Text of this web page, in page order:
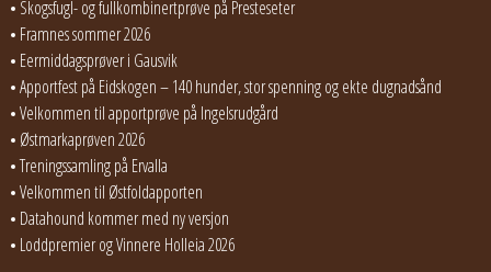
Skogsfugl- og fullkombinertprøve på Presteseter
Framnes sommer 2026
Eermiddagsprøver i Gausvik
Apportfest på Eidskogen – 140 hunder, stor spenning og ekte dugnadsånd
Velkommen til apportprøve på Ingelsrudgård
Østmarkaprøven 2026
Treningssamling på Ervalla
Velkommen til Østfoldapporten
Datahound kommer med ny versjon
Loddpremier og Vinnere Holleia 2026